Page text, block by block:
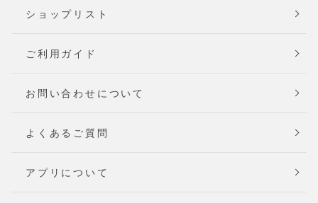
ショップリスト
ご利用ガイド
お問い合わせについて
よくあるご質問
アプリについて